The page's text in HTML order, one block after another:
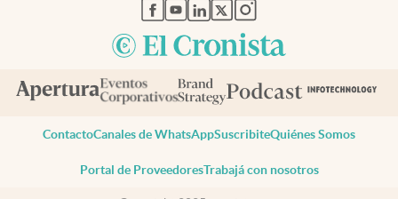
abre en nueva pestaña
abre en nueva pestaña
abre en nueva pestaña
abre en nueva pestaña
abre en nueva pestaña
ContactoCanales de WhatsAppSuscribiteQuiénes Somos
Portal de ProveedoresTrabajá con nosotros